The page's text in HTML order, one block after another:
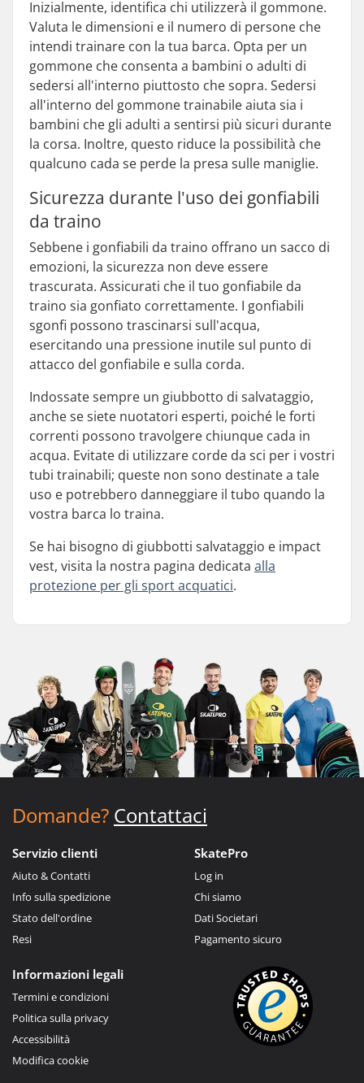
Inizialmente, identifica chi utilizzerà il gommone.
Valuta le dimensioni e il numero di persone che
intendi trainare con la tua barca. Opta per un
gommone che consenta a bambini o adulti di
sedersi all'interno piuttosto che sopra. Sedersi
all'interno del gommone trainabile aiuta sia i
bambini che gli adulti a sentirsi più sicuri durante
la corsa. Inoltre, questo riduce la possibilità che
qualcuno cada se perde la presa sulle maniglie.
Sicurezza durante l'uso dei gonfiabili
da traino
Sebbene i gonfiabili da traino offrano un sacco di
emozioni, la sicurezza non deve essere
trascurata. Assicurati che il tuo gonfiabile da
traino sia gonfiato correttamente. I gonfiabili
sgonfi possono trascinarsi sull'acqua,
esercitando una pressione inutile sul punto di
attacco del gonfiabile e sulla corda.
Indossate sempre un giubbotto di salvataggio,
anche se siete nuotatori esperti, poiché le forti
correnti possono travolgere chiunque cada in
acqua. Evitate di utilizzare corde da sci per i vostri
tubi trainabili; queste non sono destinate a tale
uso e potrebbero danneggiare il tubo quando la
vostra barca lo traina.
Se hai bisogno di giubbotti salvataggio e impact
vest, visita la nostra pagina dedicata alla
protezione per gli sport acquatici.
Domande? Contattaci
Servizio clienti
Aiuto & Contatti
Info sulla spedizione
Stato dell'ordine
Resi
SkatePro
Log in
Chi siamo
Dati Societari
Pagamento sicuro
Informazioni legali
Termini e condizioni
Politica sulla privacy
Accessibilità
Modifica cookie